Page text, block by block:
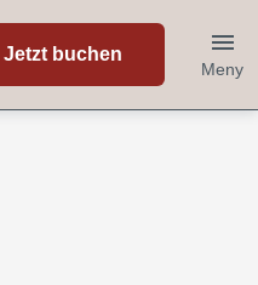
Jetzt buchen
Meny